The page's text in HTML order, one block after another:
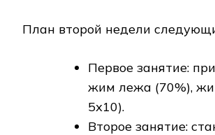
План второй недели
Первое занятие:
жим лежа (70%),
5х10).
Второе занятие: